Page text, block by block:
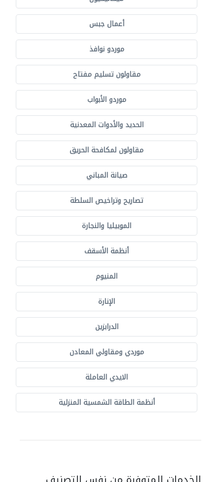
أعمال جبس
موردو نوافذ
مقاولون تسليم مفتاح
موردو الأبواب
الحديد والأدوات المعدنية
مقاولون لمكافحة الحريق
صيانة المباني
تصاريح وتراخيص السلطة
الموبيليا والنجارة
أنظمة الأسقف
المنيوم
الإنارة
الدرابزين
موردي ومقاولي المعادن
الايدي العاملة
أنظمة الطاقة الشمسية المنزلية